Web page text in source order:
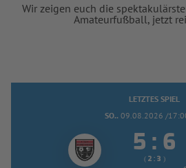
Wir zeigen euch die
Amateurfußball, jetzt
LETZTES SPIEL
SO.. 09.08.2026 /
 : 
(  :  )